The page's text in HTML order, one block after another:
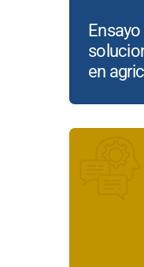
en